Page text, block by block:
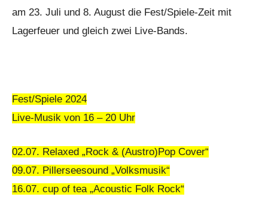
am 23. Juli und 8. August die Fest/Spiele-Zeit mit
Lagerfeuer und gleich zwei Live-Bands.
Fest/Spiele 2024
Live-Musik von 16 – 20 Uhr
02.07. Relaxed „Rock & (Austro)Pop Cover“
09.07. Pillerseesound „Volksmusik“
16.07. cup of tea „Acoustic Folk Rock“